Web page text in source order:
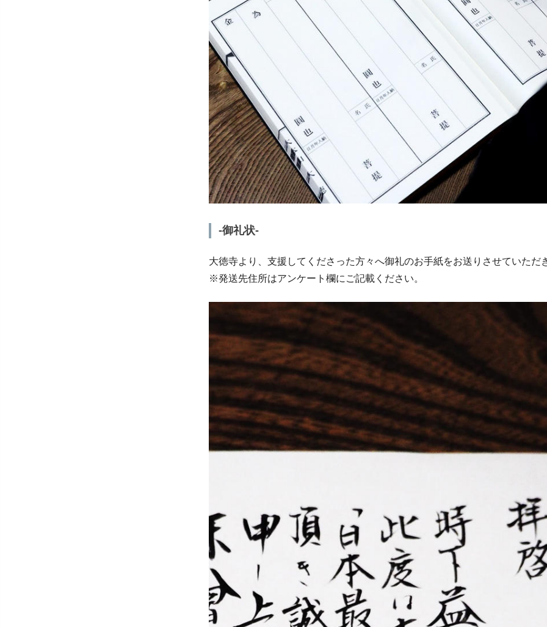
-御礼状-
大徳寺より、支援してくださった方々へ御礼のお手紙をお送りさせていただ
※発送先住所はアンケート欄にご記載ください。